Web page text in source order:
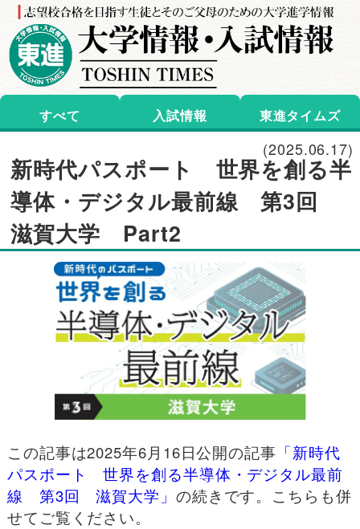
すべて 入試情報 東進タイムズ
新時代パスポート 世界を創る半
導体・デジタル最前線 第3回
滋賀大学 Part2
(2025.06.17)
この記事は2025年6月16日公開の記事 「新時代
パスポート 世界を創る半導体・デジタル最前
線 第3回 滋賀大学」 の続きです。こちらも併
せてご覧ください。